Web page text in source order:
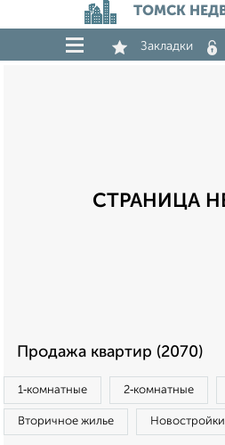
ТОМСК
Закладки
СТРАНИЦА
Продажа квартир (2070)
1‑комнатные 2‑комнатные
Вторичное жилье Новостройки